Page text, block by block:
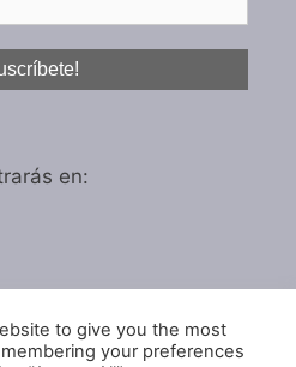
en:
to give you the most
your preferences